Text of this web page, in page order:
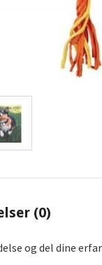
(0)
og del dine